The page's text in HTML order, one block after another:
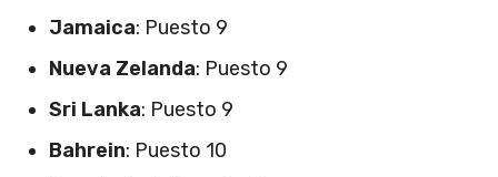
Jamaica: Puesto 9
Nueva Zelanda: Puesto 9
Sri Lanka: Puesto 9
Bahrein: Puesto 10